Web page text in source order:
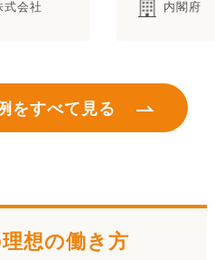
会社 内閣府
をすべて見る
想の働き方